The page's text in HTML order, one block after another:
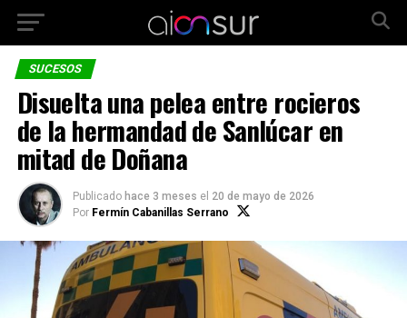
SUCESOS
Disuelta una pelea entre rocieros
de la hermandad de Sanlúcar en
mitad de Doñana
Publicado hace 3 meses el 20 de mayo de 2026
Por Fermín Cabanillas Serrano